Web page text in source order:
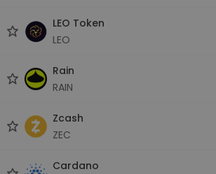
LEO Token
LEO
Rain
RAIN
Zcash
ZEC
Cardano